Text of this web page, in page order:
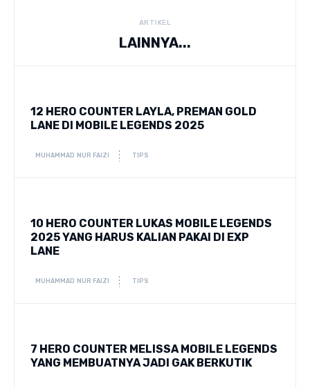
ARTIKEL
LAINNYA...
12 HERO COUNTER LAYLA, PREMAN GOLD
LANE DI MOBILE LEGENDS 2025
MUHAMMAD NUR FAIZI TIPS
10 HERO COUNTER LUKAS MOBILE LEGENDS
2025 YANG HARUS KALIAN PAKAI DI EXP
LANE
MUHAMMAD NUR FAIZI TIPS
7 HERO COUNTER MELISSA MOBILE LEGENDS
YANG MEMBUATNYA JADI GAK BERKUTIK